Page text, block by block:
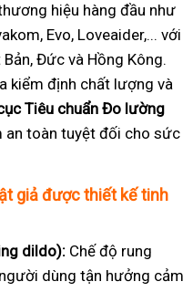
hiệu hàng đầu như
Evo, Loveaider,... với
Đức và Hồng Kông.
kiểm định chất lượng và
Tiêu chuẩn Đo lường
an toàn tuyệt đối cho sức
giả được thiết kế tinh
dildo): Chế độ rung
dùng tận hưởng cảm